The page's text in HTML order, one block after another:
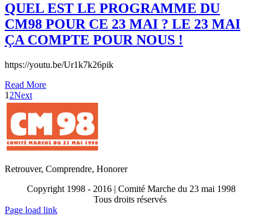
QUEL EST LE PROGRAMME DU
CM98 POUR CE 23 MAI ? LE 23 MAI
ÇA COMPTE POUR NOUS !
https://youtu.be/Ur1k7k26pik
Read More
1 2Next
Retrouver, Comprendre, Honorer
Copyright 1998 - 2016 | Comité Marche du 23 mai 1998
Tous droits réservés
Toggle
Page load link